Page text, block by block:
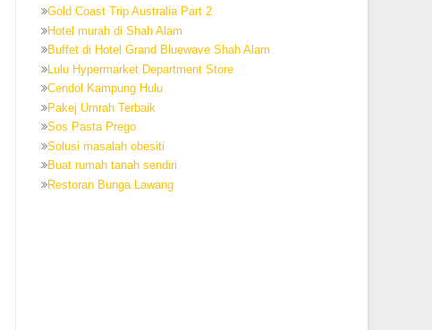
Gold Coast Trip Australia Part 2
Hotel murah di Shah Alam
Buffet di Hotel Grand Bluewave Shah Alam
Lulu Hypermarket Department Store
Cendol Kampung Hulu
Pakej Umrah Terbaik
Sos Pasta Prego
Solusi masalah obesiti
Buat rumah tanah sendiri
Restoran Bunga Lawang